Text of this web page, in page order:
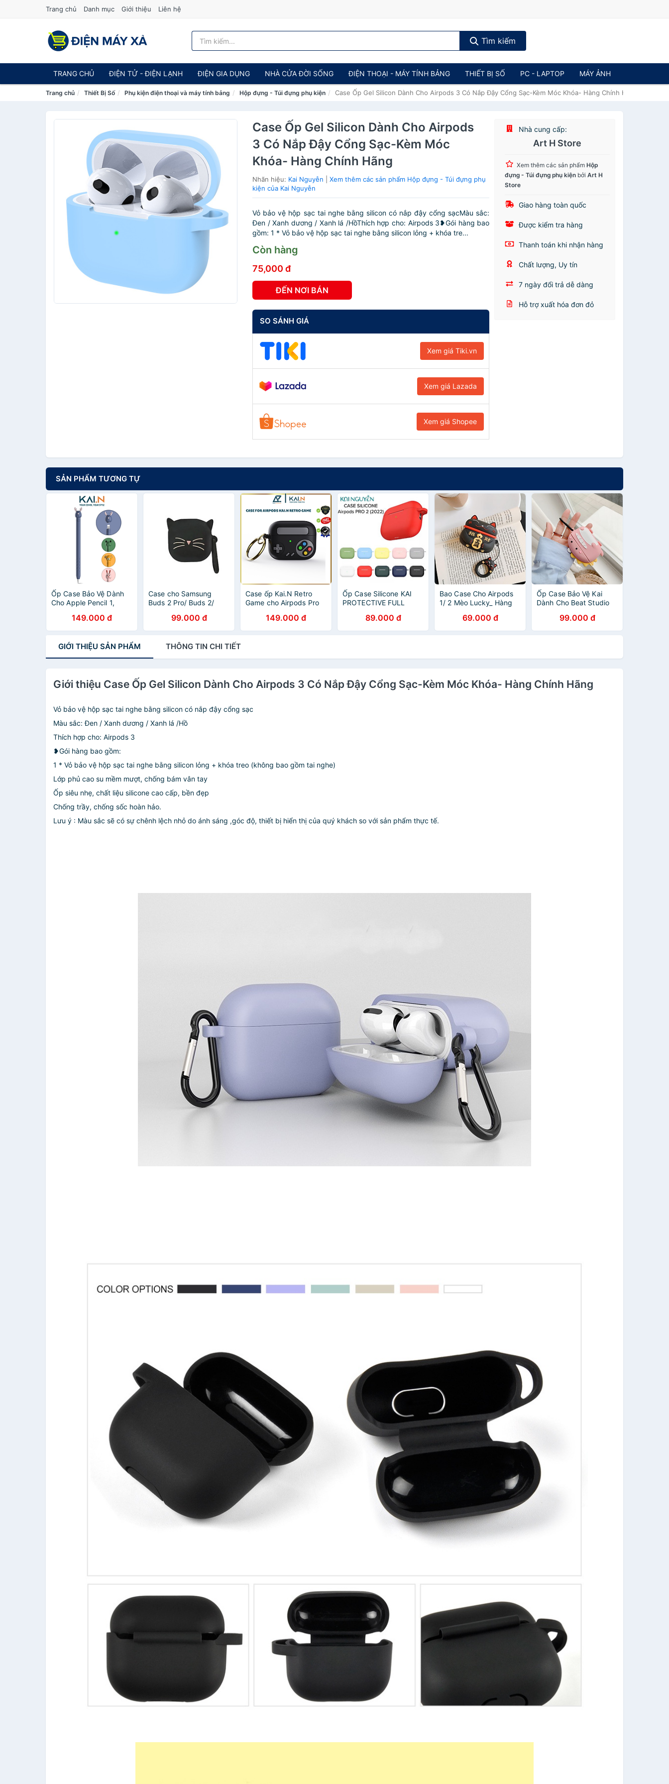
Trang chủ Danh mục Giới thiệu Liên hệ
Tìm kiếm
TRANG CHỦ ĐIỆN TỬ - ĐIỆN LẠNH ĐIỆN GIA DỤNG NHÀ CỬA ĐỜI SỐNG ĐIỆN THOẠI - MÁY TÍNH BẢNG THIẾT BỊ SỐ PC - LAPTOP MÁY ẢNH
Trang chủ Thiết Bị Số Phụ kiện điện thoại và máy tính bảng Hộp đựng - Túi đựng phụ kiện Case Ốp Gel Silicon Dành Cho Airpods 3 Có Nắp Đậy Cổng Sạc-Kèm Móc Khóa- Hàng Chính Hãng
Case Ốp Gel Silicon Dành Cho Airpods
3 Có Nắp Đậy Cổng Sạc-Kèm Móc
Khóa- Hàng Chính Hãng
Nhãn hiệu: Kai Nguyễn |Xem thêm các sản phẩm Hộp đựng - Túi đựng phụ
kiện của Kai Nguyễn
Vỏ bảo vệ hộp sạc tai nghe bằng silicon có nắp đậy cổng sạcMàu sắc:
Đen / Xanh dương / Xanh lá /HồThích hợp cho: Airpods 3❥Gói hàng bao
gồm: 1 * Vỏ bảo vệ hộp sạc tai nghe bằng silicon lỏng + khóa tre...
Còn hàng
75,000 đ
ĐẾN NƠI BÁN
SO SÁNH GIÁ
Xem giá Tiki.vn
Xem giá Lazada
Xem giá Shopee
Nhà cung cấp:
Art H Store
Xem thêm các sản phẩmHộp
đựng - Túi đựng phụ kiện bởiArt H
Store
Giao hàng toàn quốc
Được kiểm tra hàng
Thanh toán khi nhận hàng
Chất lượng, Uy tín
7 ngày đổi trả dễ dàng
Hỗ trợ xuất hóa đơn đỏ
SẢN PHẨM TƯƠNG TỰ
Ốp Case Bảo Vệ Dành
Cho Apple Pencil 1,
Chính Hãng149.000 đ
Case cho Samsung
Buds 2 Pro/ Buds 2/
Hình Nhân Vật hoạt Hình
Dễ Thương - Hàng
99.000 đ
Case ốp Kai.N Retro
Game cho Airpods Pro
3_ Hàng chính hãng
149.000 đ
Ốp Case Silicone KAI
PROTECTIVE FULL
AirPods PRO 2, Kèm
Móc Khóa - Hàng Nhập
89.000 đ
Bao Case Cho Airpods
1/ 2 Mèo Lucky_ Hàng
69.000 đ
Ốp Case Bảo Vệ Kai
Dành Cho Beat Studio
Hình Animal_ Hàng
Chính Hãng
99.000 đ
GIỚI THIỆU SẢN PHẨM THÔNG TIN CHI TIẾT
Giới thiệu Case Ốp Gel Silicon Dành Cho Airpods 3 Có Nắp Đậy Cổng Sạc-Kèm Móc Khóa- Hàng Chính Hãng
Vỏ bảo vệ hộp sạc tai nghe bằng silicon có nắp đậy cổng sạc
Màu sắc: Đen / Xanh dương / Xanh lá /Hồ
Thích hợp cho: Airpods 3
❥Gói hàng bao gồm:
1 * Vỏ bảo vệ hộp sạc tai nghe bằng silicon lỏng + khóa treo (không bao gồm tai nghe)
Lớp phủ cao su mềm mượt, chống bám vân tay
Ốp siêu nhẹ, chất liệu silicone cao cấp, bền đẹp
Chống trầy, chống sốc hoàn hảo.
Lưu ý : Màu sắc sẽ có sự chênh lệch nhỏ do ánh sáng ,góc độ, thiết bị hiển thị của quý khách so với sản phẩm thực tế.